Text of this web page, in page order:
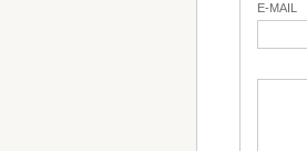
E-MAIL